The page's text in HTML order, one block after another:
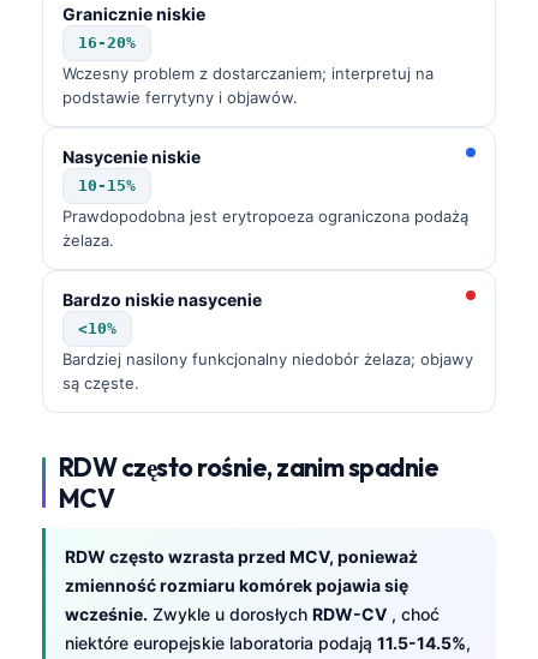
Granicznie niskie
16-20%
Wczesny problem z dostarczaniem; interpretuj na
podstawie ferrytyny i objawów.
Nasycenie niskie
10-15%
Prawdopodobna jest erytropoeza ograniczona podażą
żelaza.
Bardzo niskie nasycenie
<10%
Bardziej nasilony funkcjonalny niedobór żelaza; objawy
są częste.
RDW często rośnie, zanim spadnie
MCV
RDW często wzrasta przed MCV, ponieważ
zmienność rozmiaru komórek pojawia się
wcześnie. Zwykle u dorosłych RDW-CV , choć
niektóre europejskie laboratoria podają 11.5-14.5%,